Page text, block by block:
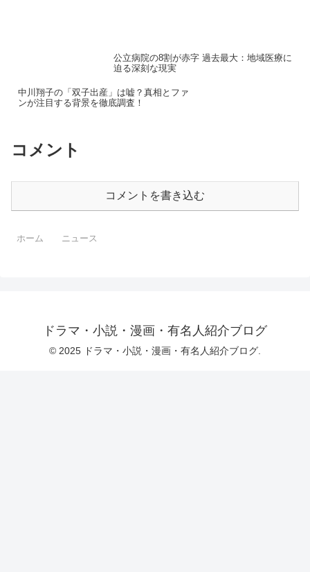
公立病院の8割が赤字 過去最大：地域医療に
迫る深刻な現実
中川翔子の「双子出産」は嘘？真相とファ
ンが注目する背景を徹底調査！
コメント
コメントを書き込む
ホーム ニュース
ドラマ・小説・漫画・有名人紹介ブログ
© 2025 ドラマ・小説・漫画・有名人紹介ブログ.